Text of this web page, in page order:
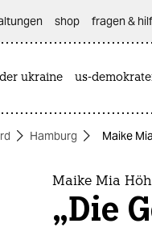
shop fragen &
ukraine us-
Hamburg Maike
Maike Mia
„Die